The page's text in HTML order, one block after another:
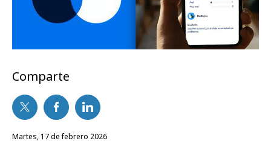
Comparte
martes, 17 de febrero 2026